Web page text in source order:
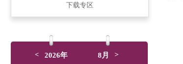
下载专区
< 2026年 8月 >